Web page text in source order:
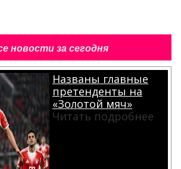
новости за сегодня
Названы главные
претенденты на
«Золотой мяч»
Читать подробнее